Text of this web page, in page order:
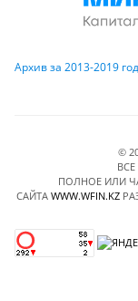
Архив за 2013-2019
©
ПОЛНОЕ ИЛИ
САЙТА WWW.WFIN.KZ